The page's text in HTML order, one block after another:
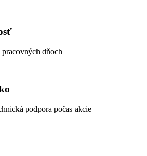
dňoch
podpora počas akcie